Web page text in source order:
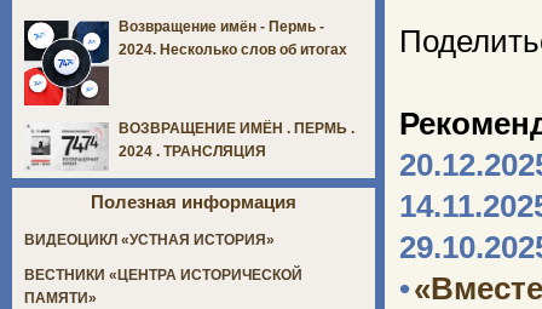
•
Возвращение имён - Пермь -
2024. Несколько слов об итогах
ВОЗВРАЩЕНИЕ ИМЁН . ПЕРМЬ .
2024 . ТРАНСЛЯЦИЯ
Полезная информация
ВИДЕОЦИКЛ «УСТНАЯ ИСТОРИЯ»
ВЕСТНИКИ «ЦЕНТРА ИСТОРИЧЕСКОЙ
ПАМЯТИ»